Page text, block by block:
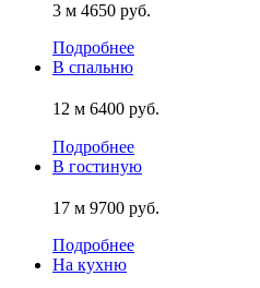
3 м 4650 руб.
Подробнее
В спальню
12 м 6400 руб.
Подробнее
В гостиную
17 м 9700 руб.
Подробнее
На кухню